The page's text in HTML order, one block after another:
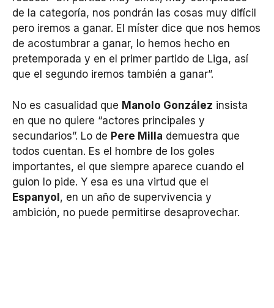
de la categoría, nos pondrán las cosas muy difícil
pero iremos a ganar. El míster dice que nos hemos
de acostumbrar a ganar, lo hemos hecho en
pretemporada y en el primer partido de Liga, así
que el segundo iremos también a ganar”.
No es casualidad que Manolo González insista
en que no quiere “actores principales y
secundarios”. Lo de Pere Milla demuestra que
todos cuentan. Es el hombre de los goles
importantes, el que siempre aparece cuando el
guion lo pide. Y esa es una virtud que el
Espanyol, en un año de supervivencia y
ambición, no puede permitirse desaprovechar.